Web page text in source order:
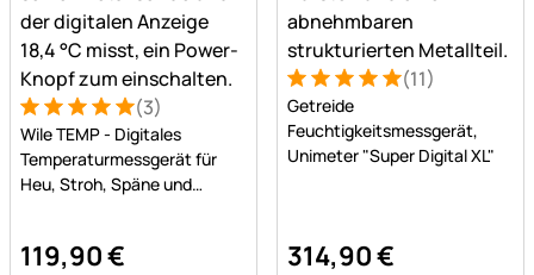
Bewertung: 5 von 5 (3 Bewertungen)
3 Bewertungen
(3)
Wile TEMP - Digitales
Temperaturmessgerät für
Heu, Stroh, Späne und
119,90€
Bewertung: 5 von 5 (11
11 Bewertungen
(11)
Getreide
Feuchtigkeitsmessgerät,
Unimeter "Super Digital XL"
314,90€